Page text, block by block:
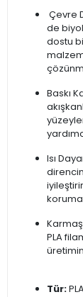
Çevre
de
dostu
Baskı
Isı
PLA
Tür: